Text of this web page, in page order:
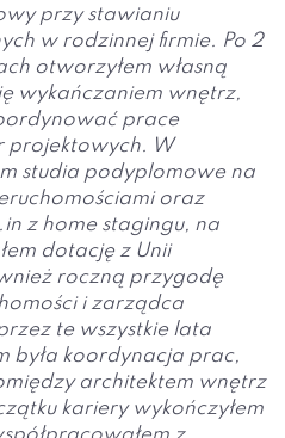
przy stawianiu
w rodzinnej firmie. Po 2
otworzyłem własną
wykańczaniem wnętrz,
prace
projektowych. W
studia podyplomowe na
oraz
z home stagingu, na
dotację z Unii
roczną przygodę
i zarządca
te wszystkie lata
była koordynacja prac,
architektem wnętrz
kariery wykończyłem